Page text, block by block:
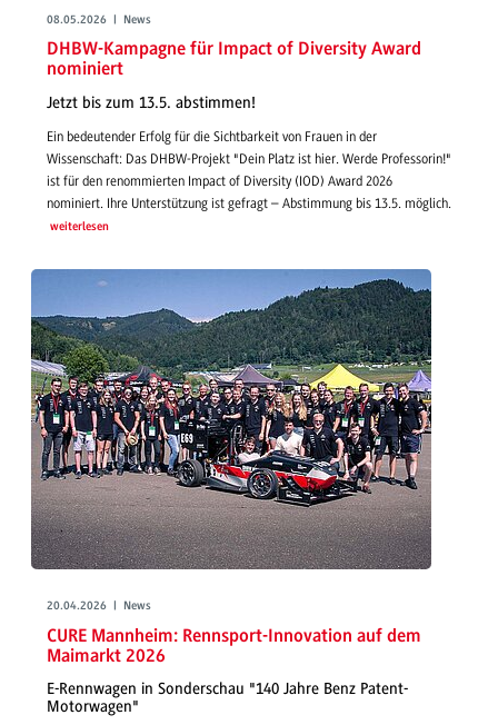
08.05.2026 | News
DHBW-Kampagne für Impact of Diversity Award
nominiert
Jetzt bis zum 13.5. abstimmen!
Ein bedeutender Erfolg für die Sichtbarkeit von Frauen in der
Wissenschaft: Das DHBW-Projekt "Dein Platz ist hier. Werde Professorin!"
ist für den renommierten Impact of Diversity (IOD) Award 2026
nominiert. Ihre Unterstützung ist gefragt – Abstimmung bis 13.5. möglich.
weiterlesen
20.04.2026 | News
CURE Mannheim: Rennsport-Innovation auf dem
Maimarkt 2026
E-Rennwagen in Sonderschau "140 Jahre Benz Patent-
Motorwagen"